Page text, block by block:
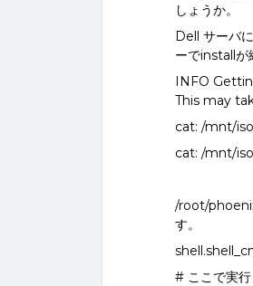
しょうか。
Dell サーバ
ーでinstallが
INFO
This may
cat: /mnt/
cat: /mnt/
/root/
す。
# ここで実